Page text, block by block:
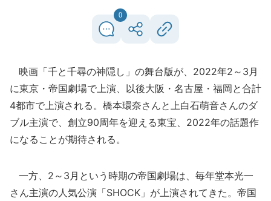
0
映画「千と千尋の神隠し」の舞台版が、2022年2～3月
に東京・帝国劇場で上演、以後大阪・名古屋・福岡と合計
4都市で上演される。橋本環奈さんと上白石萌音さんのダ
ブル主演で、創立90周年を迎える東宝、2022年の話題作
になることが期待される。
一方、2～3月という時期の帝国劇場は、毎年堂本光一
さん主演の人気公演「SHOCK」が上演されてきた。帝国